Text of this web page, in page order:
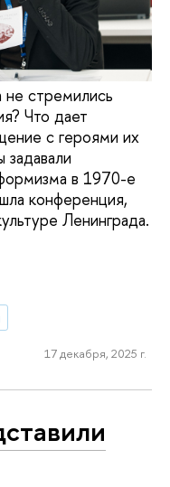
не стремились
Что дает
с героями их
в 1970-е
конференция,
Ленинграда.
17 декабря, 2025 г.